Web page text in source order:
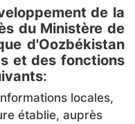
de la
du Ministère de
d'Oozbékistan
et des fonctions
:
locales,
établie, auprès